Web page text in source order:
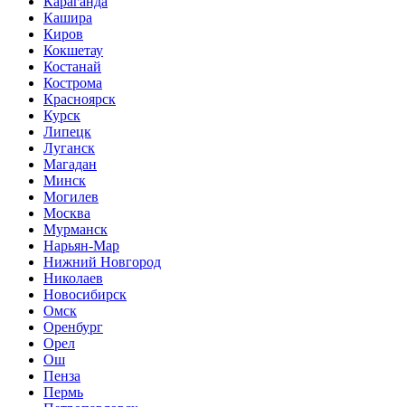
Кашира
Киров
Кокшетау
Костанай
Кострома
Красноярск
Курск
Липецк
Луганск
Магадан
Минск
Могилев
Москва
Мурманск
Нарьян-Мар
Нижний Новгород
Николаев
Новосибирск
Омск
Оренбург
Орел
Ош
Пенза
Пермь